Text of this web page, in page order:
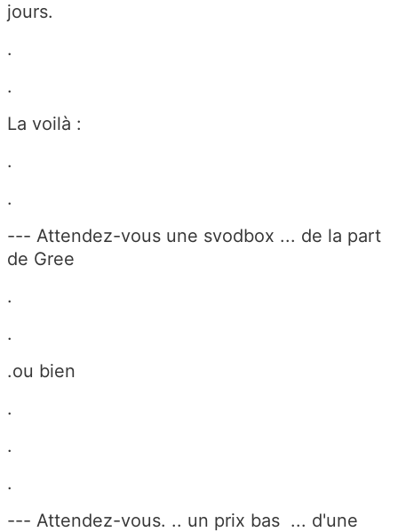
jours.
.
.
La voilà :
.
.
--- Attendez-vous une svodbox ... de la part
de Gree
.
.
.ou bien
.
.
.
--- Attendez-vous. .. un prix bas ... d'une